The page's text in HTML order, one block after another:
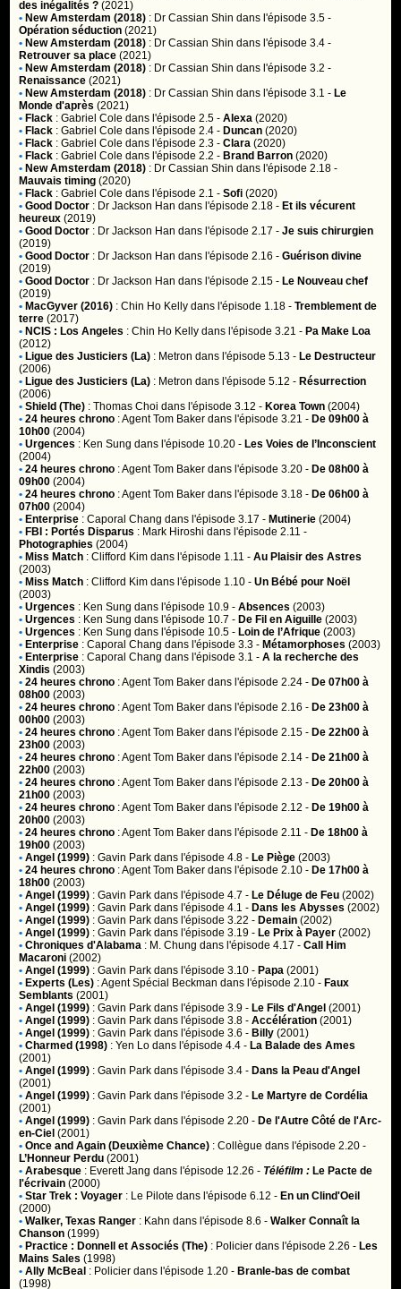
des inégalités ? (2021)
• New Amsterdam (2018) : Dr Cassian Shin dans l'épisode 3.5 -
Opération séduction (2021)
• New Amsterdam (2018) : Dr Cassian Shin dans l'épisode 3.4 -
Retrouver sa place (2021)
• New Amsterdam (2018) : Dr Cassian Shin dans l'épisode 3.2 -
Renaissance (2021)
• New Amsterdam (2018) : Dr Cassian Shin dans l'épisode 3.1 - Le
Monde d'après (2021)
• Flack :Gabriel Cole dans l'épisode 2.5 -Alexa (2020)
• Flack :Gabriel Cole dans l'épisode 2.4 - Duncan (2020)
• Flack :Gabriel Cole dans l'épisode 2.3 -Clara (2020)
• Flack :Gabriel Cole dans l'épisode 2.2 - Brand Barron (2020)
• New Amsterdam (2018) : Dr Cassian Shin dans l'épisode 2.18 -
Mauvais timing (2020)
• Flack :Gabriel Cole dans l'épisode 2.1 -Sofi (2020)
• Good Doctor : Dr Jackson Han dans l'épisode 2.18 - Et ils vécurent
heureux (2019)
• Good Doctor : Dr Jackson Han dans l'épisode 2.17 -Je suis chirurgien
(2019)
• Good Doctor : Dr Jackson Han dans l'épisode 2.16 -Guérison divine
(2019)
• Good Doctor : Dr Jackson Han dans l'épisode 2.15 - Le Nouveau chef
(2019)
• MacGyver (2016) :Chin Ho Kelly dans l'épisode 1.18 -Tremblement de
terre (2017)
• NCIS : Los Angeles :Chin Ho Kelly dans l'épisode 3.21 - Pa Make Loa
(2012)
• Ligue des Justiciers (La) : Metron dans l'épisode 5.13 - Le Destructeur
(2006)
• Ligue des Justiciers (La) : Metron dans l'épisode 5.12 - Résurrection
(2006)
• Shield (The) :Thomas Choi dans l'épisode 3.12 - Korea Town (2004)
• 24 heures chrono :Agent Tom Baker dans l'épisode 3.21 - De 09h00 à
10h00 (2004)
• Urgences : Ken Sung dans l'épisode 10.20 - Les Voies de l’Inconscient
(2004)
• 24 heures chrono :Agent Tom Baker dans l'épisode 3.20 - De 08h00 à
09h00 (2004)
• 24 heures chrono :Agent Tom Baker dans l'épisode 3.18 - De 06h00 à
07h00 (2004)
• Enterprise :Caporal Chang dans l'épisode 3.17 - Mutinerie (2004)
• FBI : Portés Disparus : Mark Hiroshi dans l'épisode 2.11 -
Photographies (2004)
• Miss Match :Clifford Kim dans l'épisode 1.11 -Au Plaisir des Astres
(2003)
• Miss Match :Clifford Kim dans l'épisode 1.10 -Un Bébé pour Noël
(2003)
• Urgences : Ken Sung dans l'épisode 10.9 -Absences (2003)
• Urgences : Ken Sung dans l'épisode 10.7 - De Fil en Aiguille (2003)
• Urgences : Ken Sung dans l'épisode 10.5 - Loin de l’Afrique (2003)
• Enterprise :Caporal Chang dans l'épisode 3.3 - Métamorphoses (2003)
• Enterprise :Caporal Chang dans l'épisode 3.1 -A la recherche des
Xindis (2003)
• 24 heures chrono :Agent Tom Baker dans l'épisode 2.24 - De 07h00 à
08h00 (2003)
• 24 heures chrono :Agent Tom Baker dans l'épisode 2.16 - De 23h00 à
00h00 (2003)
• 24 heures chrono :Agent Tom Baker dans l'épisode 2.15 - De 22h00 à
23h00 (2003)
• 24 heures chrono :Agent Tom Baker dans l'épisode 2.14 - De 21h00 à
22h00 (2003)
• 24 heures chrono :Agent Tom Baker dans l'épisode 2.13 - De 20h00 à
21h00 (2003)
• 24 heures chrono :Agent Tom Baker dans l'épisode 2.12 - De 19h00 à
20h00 (2003)
• 24 heures chrono :Agent Tom Baker dans l'épisode 2.11 - De 18h00 à
19h00 (2003)
• Angel (1999) :Gavin Park dans l'épisode 4.8 - Le Piège (2003)
• 24 heures chrono :Agent Tom Baker dans l'épisode 2.10 - De 17h00 à
18h00 (2003)
• Angel (1999) :Gavin Park dans l'épisode 4.7 - Le Déluge de Feu (2002)
• Angel (1999) :Gavin Park dans l'épisode 4.1 - Dans les Abysses (2002)
• Angel (1999) :Gavin Park dans l'épisode 3.22 - Demain (2002)
• Angel (1999) :Gavin Park dans l'épisode 3.19 - Le Prix à Payer (2002)
• Chroniques d'Alabama : M. Chung dans l'épisode 4.17 -Call Him
Macaroni (2002)
• Angel (1999) :Gavin Park dans l'épisode 3.10 - Papa (2001)
• Experts (Les) :Agent Spécial Beckman dans l'épisode 2.10 - Faux
Semblants (2001)
• Angel (1999) :Gavin Park dans l'épisode 3.9 - Le Fils d'Angel (2001)
• Angel (1999) :Gavin Park dans l'épisode 3.8 -Accélération (2001)
• Angel (1999) :Gavin Park dans l'épisode 3.6 - Billy (2001)
• Charmed (1998) :Yen Lo dans l'épisode 4.4 - La Balade des Ames
(2001)
• Angel (1999) :Gavin Park dans l'épisode 3.4 - Dans la Peau d'Angel
(2001)
• Angel (1999) :Gavin Park dans l'épisode 3.2 - Le Martyre de Cordélia
(2001)
• Angel (1999) :Gavin Park dans l'épisode 2.20 - De l'Autre Côté de l'Arc-
en-Ciel (2001)
• Once and Again (Deuxième Chance) :Collègue dans l'épisode 2.20 -
L’Honneur Perdu (2001)
• Arabesque : Everett Jang dans l'épisode 12.26 - Téléfilm : Le Pacte de
l'écrivain (2000)
• Star Trek : Voyager : Le Pilote dans l'épisode 6.12 - En un Clind'Oeil
(2000)
• Walker, Texas Ranger : Kahn dans l'épisode 8.6 -Walker Connaît la
Chanson (1999)
• Practice : Donnell et Associés (The) : Policier dans l'épisode 2.26 - Les
Mains Sales (1998)
• Ally McBeal : Policier dans l'épisode 1.20 - Branle-bas de combat
(1998)